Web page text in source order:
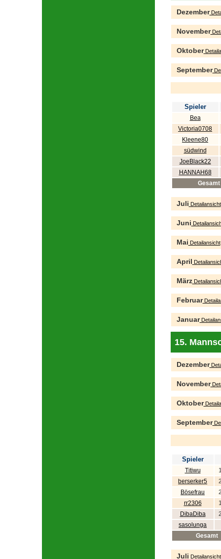
Dezember
November
Oktober
September
Spieler
Bea
Victoria0708
Kleene80
südwind
JoeBlack22
HANNAH68
Gesamt
Juli Detailansicht
Juni
Mai Detailansicht
April
März
Februar
Januar
15.
Dezember
November
Oktober
September
Spieler
Titiwu
berserker5
Bösefrau
rr2306
DibaDiba
sasolunga
Gesamt
Juli Detailansicht